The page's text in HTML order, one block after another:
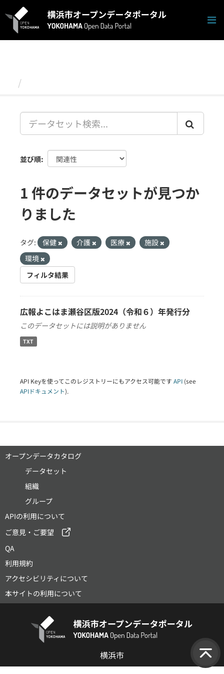
キ
並び順
1 件のデータセットが見つか
りました
タグ: 保健 介護 医療
施設
環境
フィルタ結果
広報よこはま瀬谷区版2024（令和６）年発行分
このデータセットには説明がありません
TXT
API Keyを使ってこのレジストリーにもアクセス可能です API (see
APIドキュメント).
オープンデータカタログ
データセット
組織
グループ
APIの利用について
ご意見・ご要望
QA
利用規約
アクセシビリティについて
本サイトの利用について
横浜市